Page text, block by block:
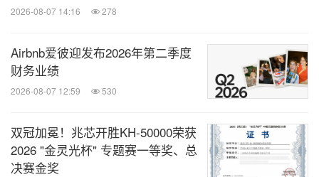
2026-08-07 14:16 278
Airbnb爱彼迎发布2026年第二季度
财务业绩
2026-08-07 12:59 530
双冠加冕！兆芯开胜KH‑50000荣获
2026 "金灵光杯" 专题赛一等奖、总
决赛金奖